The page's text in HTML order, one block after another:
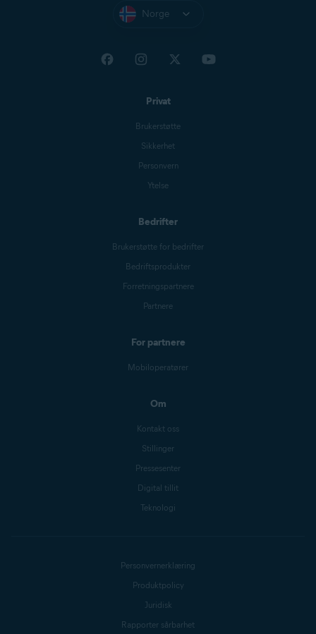
Norge
Privat
Brukerstøtte
Sikkerhet
Personvern
Ytelse
Bedrifter
Brukerstøtte for bedrifter
Bedriftsprodukter
Forretningspartnere
Partnere
For partnere
Mobiloperatører
Om
Kontakt oss
Stillinger
Pressesenter
Digital tillit
Teknologi
Personvernerklæring
Produktpolicy
Juridisk
Rapporter sårbarhet